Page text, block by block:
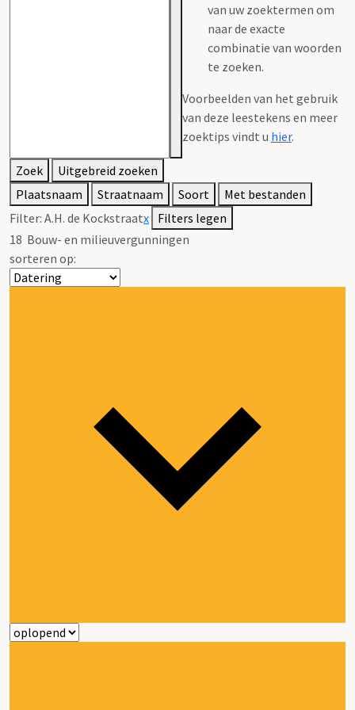
van uw zoektermen om
naar de exacte
combinatie van woorden
te zoeken.
Voorbeelden van het gebruik
van deze leestekens en meer
zoektips vindt u hier.
Zoek
Uitgebreid zoeken
Plaatsnaam
Straatnaam Soort
Met bestanden
Filter: A.H. de Kockstraatx Filters legen
18 Bouw- en milieuvergunningen
sorteren op: